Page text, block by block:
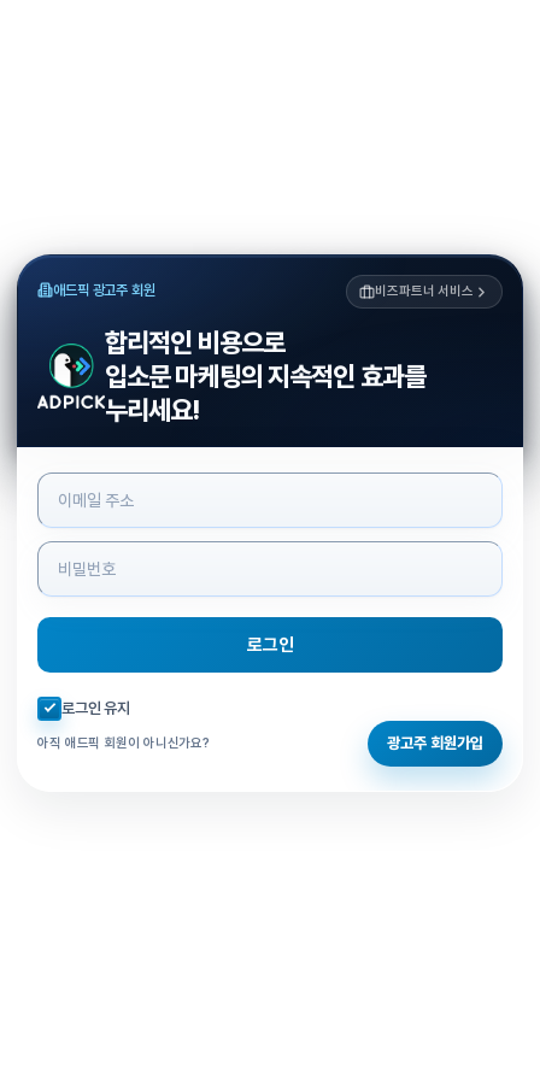
애드픽 광고주 회원 비즈파트너 서비스
합리적인 비용으로
입소문 마케팅의 지속적인 효과를
누리세요!
로그인 정보 입력
로그인
자동로그인 체크
로그인 유지
아직 애드픽 회원이 아니신가요? 광고주 회원가입